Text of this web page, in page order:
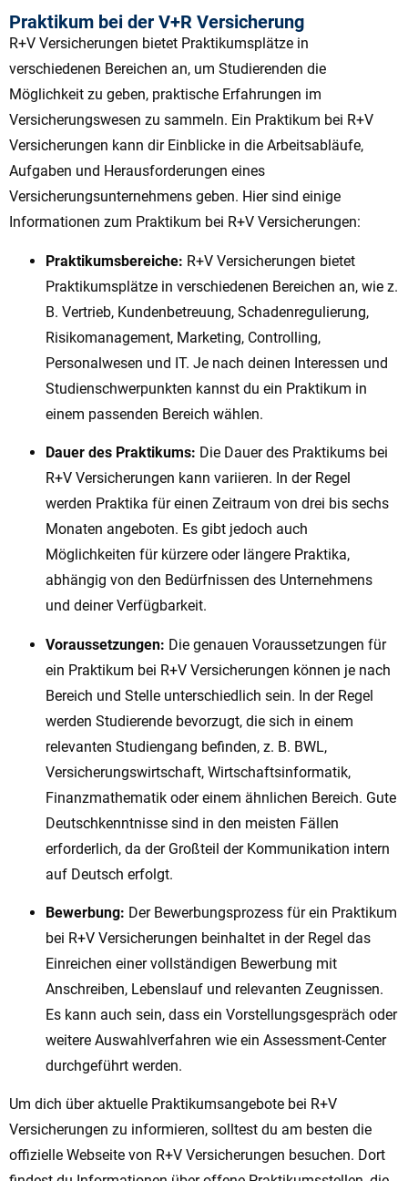
Praktikum bei der V+R Versicherung
R+V Versicherungen bietet Praktikumsplätze in
verschiedenen Bereichen an, um Studierenden die
Möglichkeit zu geben, praktische Erfahrungen im
Versicherungswesen zu sammeln. Ein Praktikum bei R+V
Versicherungen kann dir Einblicke in die Arbeitsabläufe,
Aufgaben und Herausforderungen eines
Versicherungsunternehmens geben. Hier sind einige
Informationen zum Praktikum bei R+V Versicherungen:
Praktikumsbereiche: R+V Versicherungen bietet
Praktikumsplätze in verschiedenen Bereichen an, wie z.
B. Vertrieb, Kundenbetreuung, Schadenregulierung,
Risikomanagement, Marketing, Controlling,
Personalwesen und IT. Je nach deinen Interessen und
Studienschwerpunkten kannst du ein Praktikum in
einem passenden Bereich wählen.
Dauer des Praktikums: Die Dauer des Praktikums bei
R+V Versicherungen kann variieren. In der Regel
werden Praktika für einen Zeitraum von drei bis sechs
Monaten angeboten. Es gibt jedoch auch
Möglichkeiten für kürzere oder längere Praktika,
abhängig von den Bedürfnissen des Unternehmens
und deiner Verfügbarkeit.
Voraussetzungen: Die genauen Voraussetzungen für
ein Praktikum bei R+V Versicherungen können je nach
Bereich und Stelle unterschiedlich sein. In der Regel
werden Studierende bevorzugt, die sich in einem
relevanten Studiengang befinden, z. B. BWL,
Versicherungswirtschaft, Wirtschaftsinformatik,
Finanzmathematik oder einem ähnlichen Bereich. Gute
Deutschkenntnisse sind in den meisten Fällen
erforderlich, da der Großteil der Kommunikation intern
auf Deutsch erfolgt.
Bewerbung: Der Bewerbungsprozess für ein Praktikum
bei R+V Versicherungen beinhaltet in der Regel das
Einreichen einer vollständigen Bewerbung mit
Anschreiben, Lebenslauf und relevanten Zeugnissen.
Es kann auch sein, dass ein Vorstellungsgespräch oder
weitere Auswahlverfahren wie ein Assessment-Center
durchgeführt werden.
Um dich über aktuelle Praktikumsangebote bei R+V
Versicherungen zu informieren, solltest du am besten die
offizielle Webseite von R+V Versicherungen besuchen. Dort